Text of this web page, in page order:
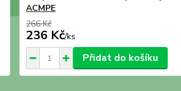
ACMPE
266 Kč
236 Kč/ks
Přidat do košíku